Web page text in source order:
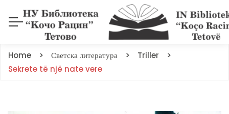
Home Светска литература
Triller
Sekrete të një nate vere